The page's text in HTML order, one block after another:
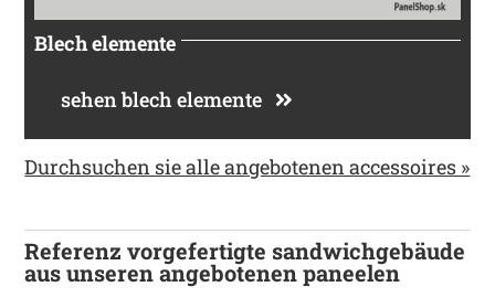
Blech elemente
sehen blech elemente
Durchsuchen sie alle angebotenen accessoires »
Referenz vorgefertigte sandwichgebäude
aus unseren angebotenen paneelen